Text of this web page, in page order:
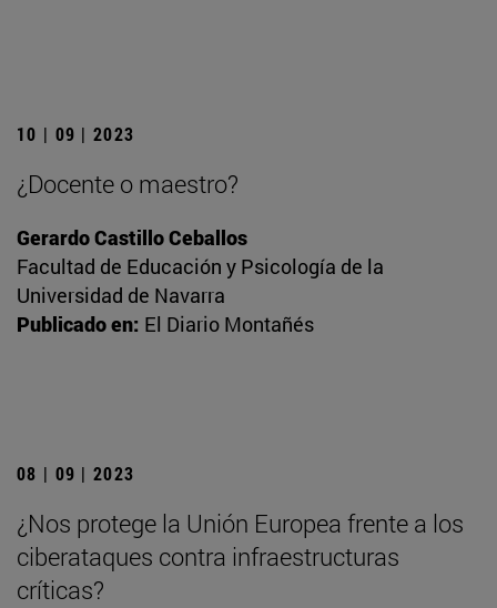
10 | 09 | 2023
¿Docente o maestro?
Gerardo Castillo Ceballos
Facultad de Educación y Psicología de la
Universidad de Navarra
Publicado en: El Diario Montañés
08 | 09 | 2023
¿Nos protege la Unión Europea frente a los
ciberataques contra infraestructuras
críticas?